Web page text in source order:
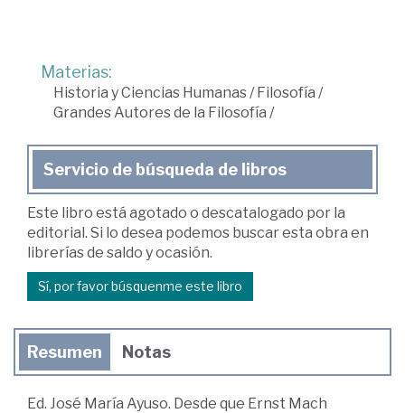
Materias:
Historia y Ciencias Humanas/Filosofía /
Grandes Autores de la Filosofía /
Servicio de búsqueda de libros
Este libro está agotado o descatalogado por la
editorial. Si lo desea podemos buscar esta obra en
librerías de saldo y ocasión.
Sí, por favor búsquenme este libro
Resumen Notas
Ed. José María Ayuso. Desde que Ernst Mach